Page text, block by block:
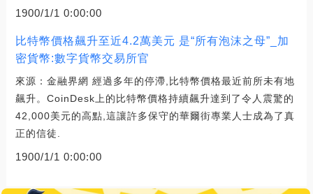
1900/1/1 0:00:00
比特幣價格飆升至近4.2萬美元 是“所有泡沫之母”_加
密貨幣:數字貨幣交易所官
來源：金融界網 經過多年的停滯,比特幣價格最近前所未有地
飆升。CoinDesk上的比特幣價格持續飆升達到了令人震驚的
42,000美元的高點,這讓許多保守的華爾街專業人士成為了真
正的信徒.
1900/1/1 0:00:00